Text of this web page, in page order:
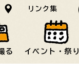
る イベント・祭り
リンク集